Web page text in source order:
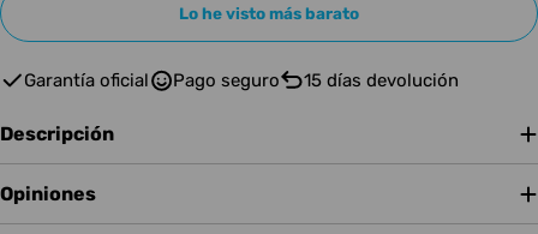
Lo he visto más barato
Garantía oficial Pago seguro 15 días devolución
Descripción
Opiniones